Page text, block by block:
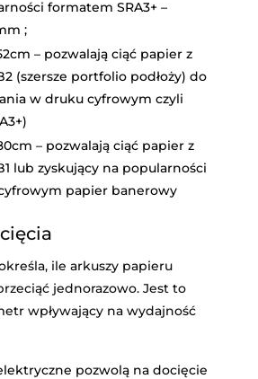
formatem SRA3+ –
;
– pozwalają ciąć papier z
(szersze portfolio podłoży) do
w druku cyfrowym czyli
– pozwalają ciąć papier z
lub zyskujący na popularności
papier banerowy
ile arkuszy papieru
jednorazowo. Jest to
wpływający na wydajność
pozwolą na docięcie